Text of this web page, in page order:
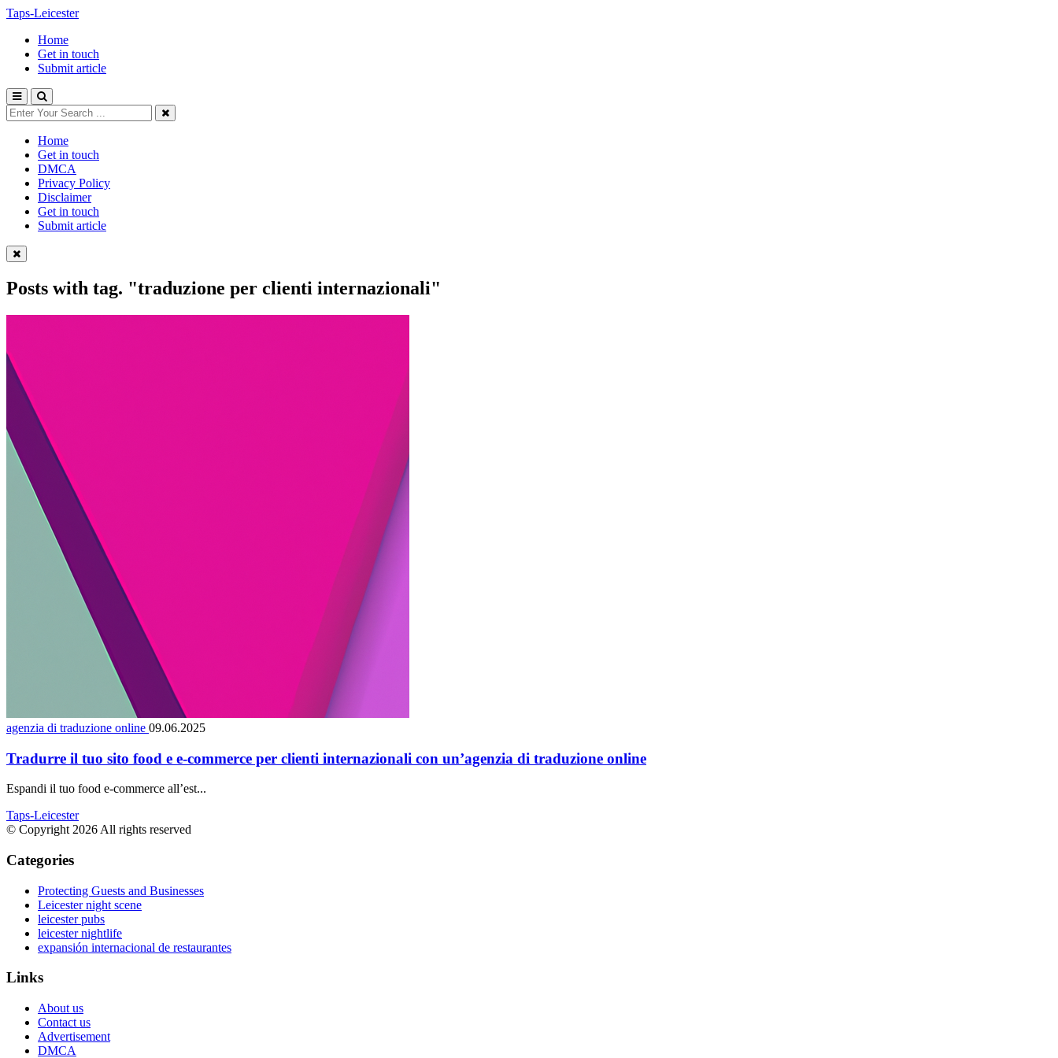
Taps-Leicester
Home
Get in touch
Submit article
Home
Get in touch
DMCA
Privacy Policy
Disclaimer
Get in touch
Submit article
Posts with tag. "traduzione per clienti internazionali"
agenzia di traduzione online 09.06.2025
Tradurre il tuo sito food e e-commerce per clienti internazionali con un’agenzia di traduzione online
Espandi il tuo food e-commerce all’est...
Taps-Leicester
© Copyright 2026 All rights reserved
Categories
Protecting Guests and Businesses
Leicester night scene
leicester pubs
leicester nightlife
expansión internacional de restaurantes
Links
About us
Contact us
Advertisement
DMCA